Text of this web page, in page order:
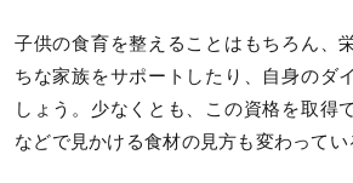
子供の食育を整えることはもちろん、
ちな家族をサポートしたり、自身のダ
しょう。少なくとも、この資格を取得
などで見かける食材の見方も変わってい